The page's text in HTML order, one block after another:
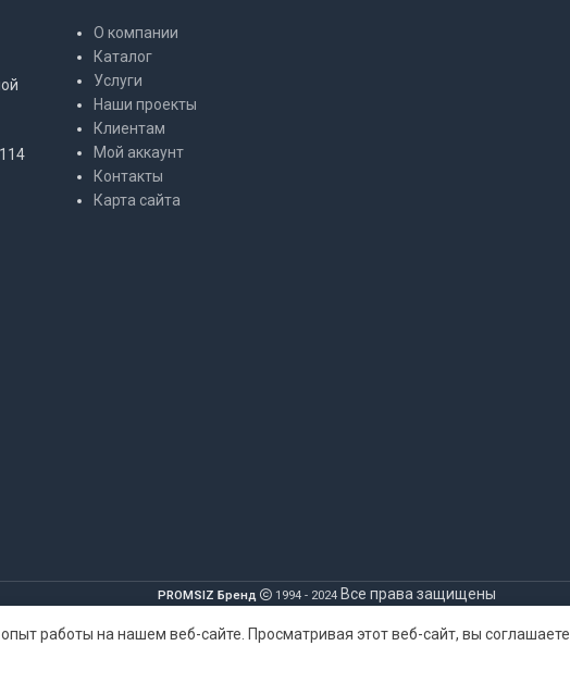
О компании
Каталог
Услуги
Наши проекты
Клиентам
Мой аккаунт
Контакты
Карта сайта
PROMSIZ Бренд 1994 - 2024Все права защищены
работы на нашем веб-сайте. Просматривая этот веб-сайт, вы